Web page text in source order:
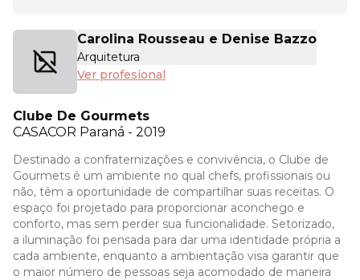
Carolina Rousseau e Denise Bazzo
Arquitetura
Ver profesional
Clube De Gourmets
CASACOR Paraná - 2019
Destinado a confraternizações e convivência, o Clube de
Gourmets é um ambiente no qual chefs, profissionais ou
não, têm a oportunidade de compartilhar suas receitas. O
espaço foi projetado para proporcionar aconchego e
conforto, mas sem perder sua funcionalidade. Setorizado,
a iluminação foi pensada para dar uma identidade própria a
cada ambiente, enquanto a ambientação visa garantir que
o maior número de pessoas seja acomodado de maneira